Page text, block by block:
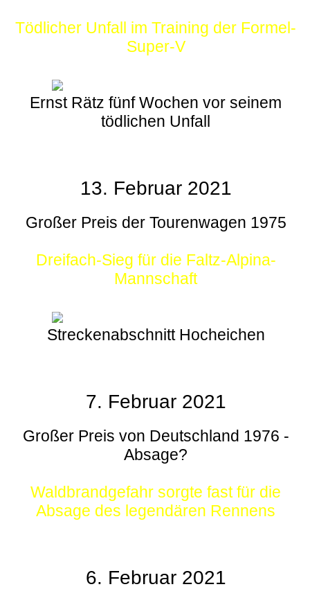
Tödlicher Unfall im Training der Formel-
Super-V
Ernst Rätz fünf Wochen vor seinem
tödlichen Unfall
13. Februar 2021
Großer Preis der Tourenwagen 1975
Dreifach-Sieg für die Faltz-Alpina-
Mannschaft
Streckenabschnitt Hocheichen
7. Februar 2021
Großer Preis von Deutschland 1976 -
Absage?
Waldbrandgefahr sorgte fast für die
Absage des legendären Rennens
6. Februar 2021